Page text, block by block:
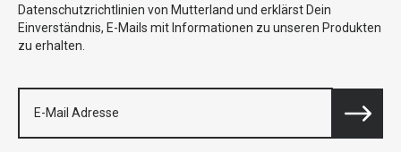
Datenschutzrichtlinien von Mutterland und erklärst Dein
Einverständnis, E-Mails mit Informationen zu unseren Produkten
zu erhalten.